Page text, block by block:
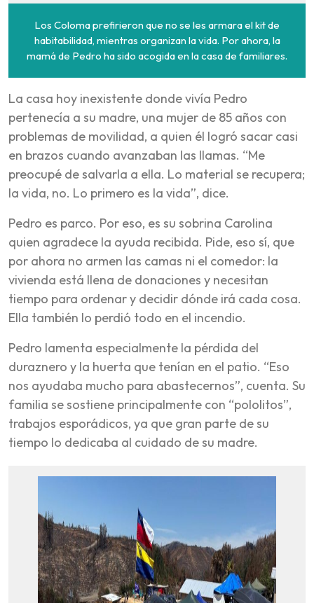
Los Coloma prefirieron que no se les armara el kit de
habitabilidad, mientras organizan la vida. Por ahora, la
mamá de Pedro ha sido acogida en la casa de familiares.
La casa hoy inexistente donde vivía Pedro
pertenecía a su madre, una mujer de 85 años con
problemas de movilidad, a quien él logró sacar casi
en brazos cuando avanzaban las llamas. “Me
preocupé de salvarla a ella. Lo material se recupera;
la vida, no. Lo primero es la vida”, dice.
Pedro es parco. Por eso, es su sobrina Carolina
quien agradece la ayuda recibida. Pide, eso sí, que
por ahora no armen las camas ni el comedor: la
vivienda está llena de donaciones y necesitan
tiempo para ordenar y decidir dónde irá cada cosa.
Ella también lo perdió todo en el incendio.
Pedro lamenta especialmente la pérdida del
duraznero y la huerta que tenían en el patio. “Eso
nos ayudaba mucho para abastecernos”, cuenta. Su
familia se sostiene principalmente con “pololitos”,
trabajos esporádicos, ya que gran parte de su
tiempo lo dedicaba al cuidado de su madre.